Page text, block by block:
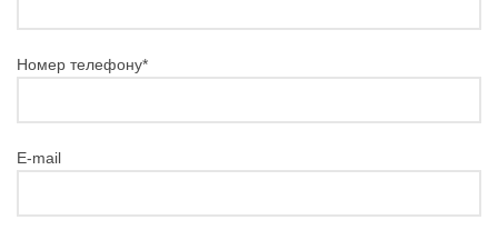
Номер телефону*
E-mail